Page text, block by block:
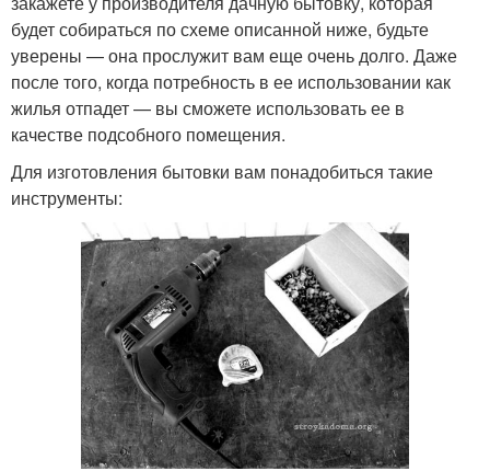
будет собираться по схеме описанной ниже, будьте
уверены — она прослужит вам еще очень долго. Даже
после того, когда потребность в ее использовании как
жилья отпадет — вы сможете использовать ее в
качестве подсобного помещения.
Для изготовления бытовки вам понадобиться такие
инструменты: